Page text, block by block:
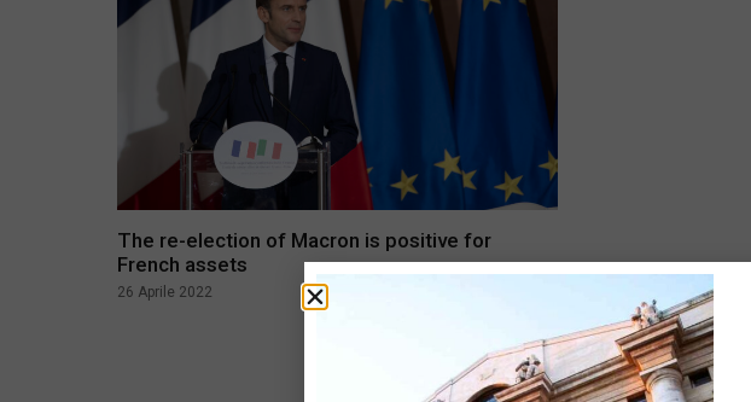
The re-election of Macron is positive for
French assets
26 Aprile 2022